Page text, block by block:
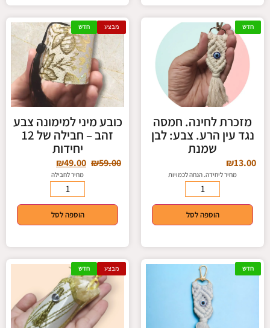
חדש
מזכרת לחינה. חמסה
נגד עין הרע. צבע: לבן
שמנת
₪13.00
מחיר ליחידה. הנחה לכמויות
הוספה לסל
מבצע חדש
כובע מיני למימונה צבע
זהב – חבילה של 12
יחידות
₪59.00
₪49.00
מחיר לחבילה
הוספה לסל
חדש מבצע חדש